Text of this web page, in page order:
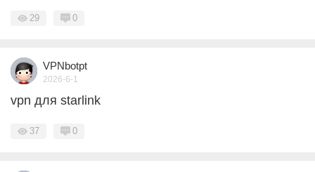
29 0
VPNbotpt
2026-6-1
vpn для starlink
37 0